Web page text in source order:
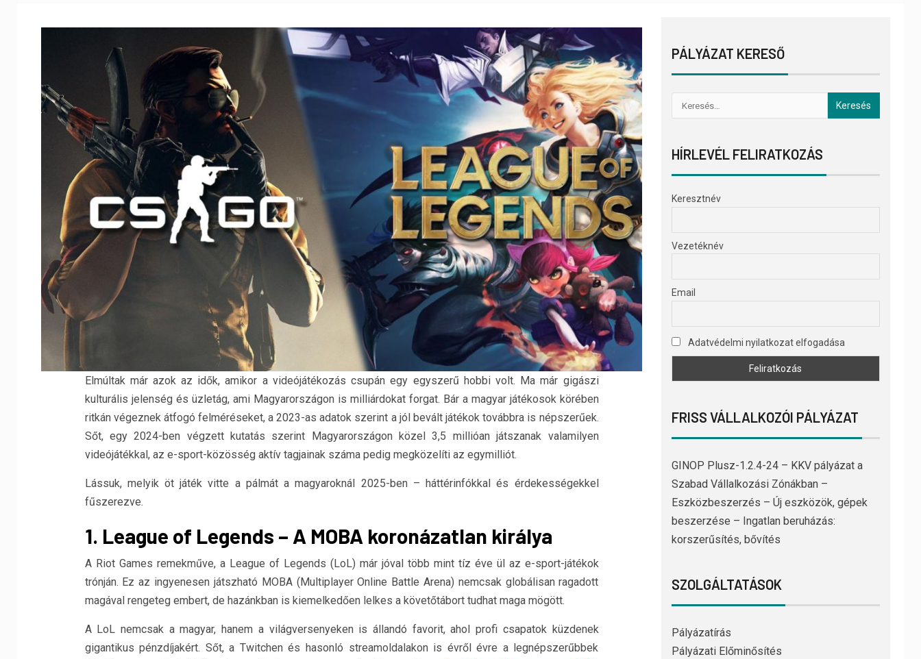
Elmúltak már azok az idők, amikor a videójátékozás csupán egy egyszerű hobbi volt. Ma már gigászi
kulturális jelenség és üzletág, ami Magyarországon is milliárdokat forgat. Bár a magyar játékosok körében
ritkán végeznek átfogó felméréseket, a 2023-as adatok szerint a jól bevált játékok továbbra is népszerűek.
Sőt, egy 2024-ben végzett kutatás szerint Magyarországon közel 3,5 millióan játszanak valamilyen
videójátékkal, az e-sport-közösség aktív tagjainak száma pedig megközelíti az egymilliót.
Lássuk, melyik öt játék vitte a pálmát a magyaroknál 2025-ben – háttérinfókkal és érdekességekkel
fűszerezve.
1. League of Legends – A MOBA koronázatlan királya
A Riot Games remekműve, a League of Legends (LoL) már jóval több mint tíz éve ül az e-sport-játékok
trónján. Ez az ingyenesen játszható MOBA (Multiplayer Online Battle Arena) nemcsak globálisan ragadott
magával rengeteg embert, de hazánkban is kiemelkedően lelkes a követőtábort tudhat maga mögött.
A LoL nemcsak a magyar, hanem a világversenyeken is állandó favorit, ahol profi csapatok küzdenek
gigantikus pénzdíjakért. Sőt, a Twitchen és hasonló streamoldalakon is évről évre a legnépszerűbbek
PÁLYÁZAT KERESŐ
HÍRLEVÉL FELIRATKOZÁS
Keresztnév
Vezetéknév
Email
Adatvédelmi nyilatkozat elfogadása
FRISS VÁLLALKOZÓI PÁLYÁZAT
GINOP Plusz-1.2.4-24 – KKV pályázat a
Szabad Vállalkozási Zónákban –
Eszközbeszerzés – Új eszközök, gépek
beszerzése – Ingatlan beruházás:
korszerűsítés, bővítés
SZOLGÁLTATÁSOK
Pályázatírás
Pályázati Előminősítés